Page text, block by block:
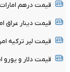
قیمت درهم امارات امروز جمعه
قیمت دینار عراق امروز جمعه ۱۶
قیمت لیر ترکیه امروز جمعه ۱۶
قیمت دلار و یورو امروز جمعه